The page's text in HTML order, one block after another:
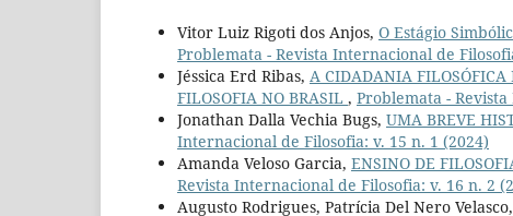
Vitor Luiz Rigoti dos Anjos, O Estágio
Problemata - Revista Internacional de
Jéssica Erd Ribas, A CIDADANIA FILOSÓFICA
FILOSOFIA NO BRASIL , Problemata -
Jonathan Dalla Vechia Bugs, UMA BREVE
Internacional de Filosofia: v. 15 n. 1 (2024)
Amanda Veloso Garcia, ENSINO DE
Revista Internacional de Filosofia: v. 16 n. 2
Augusto Rodrigues, Patrícia Del Nero Velasco,